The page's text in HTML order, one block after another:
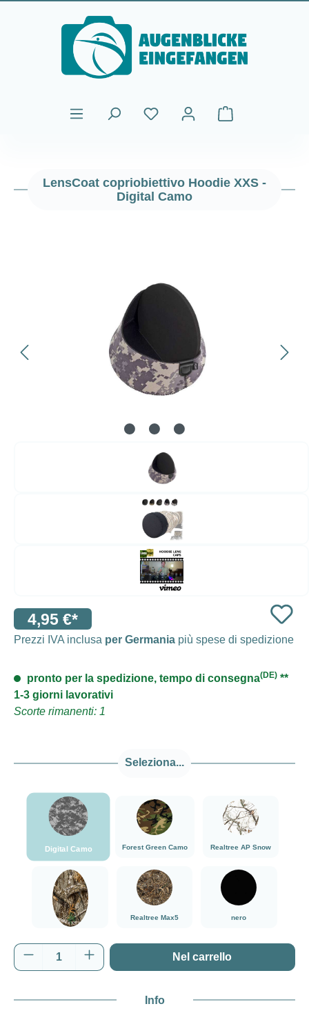
Passa al contenuto principale
Il carrello
LensCoat copriobiettivo Hoodie XXS -
Digital Camo
4,95 €*
Prezzi IVA inclusa per Germania più spese di spedizione
pronto per la spedizione, tempo di consegna(DE) **
1-3 giorni lavorativi
Scorte rimanenti: 1
Seleziona...
Digital Camo
###Digital Camo###LensCoat
Forest Green Camo
###Forest Green Camo###LensCoat
Realtree AP Snow
###Realtree AP
###Realtree Edge###LensCoat
Realtree Max5
###Realtree Max5###LensCoat
nero
nero
Quantità del prodotto: inserisci la quantità
Nel carrello
Info